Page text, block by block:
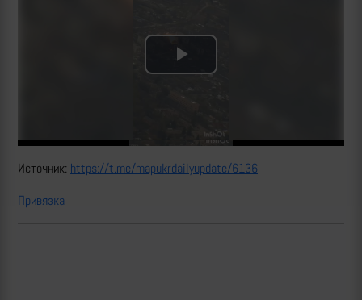
Play
Video
Источник: https://t.me/mapukrdailyupdate/6136
Привязка